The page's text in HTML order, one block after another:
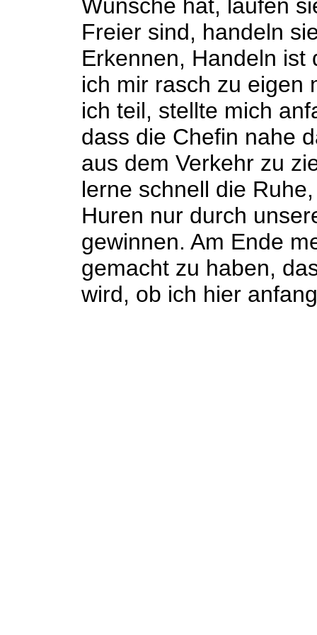
Wünsche hat, laufen
Freier sind, handeln
Erkennen, Handeln ist
ich mir rasch zu eigen
ich teil, stellte mich
dass die Chefin nahe
aus dem Verkehr zu
lerne schnell die
Huren nur durch
gewinnen. Am Ende
gemacht zu haben,
wird, ob ich hier